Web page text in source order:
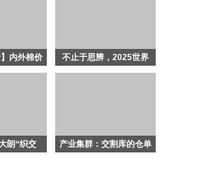
内外棉价
静待新指
不止于思辨，2025世界
服装大会发布“多元共
朗“织交
产业集群：交割库的仓单